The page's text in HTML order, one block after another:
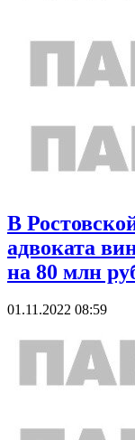
В
адвоката
на 80 млн
01.11.2022 08:59